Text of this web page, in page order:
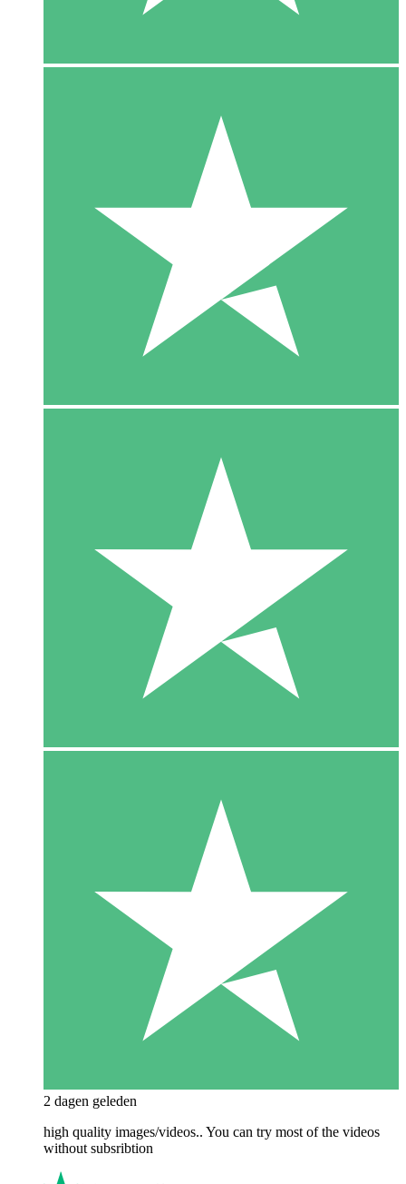
2 dagen geleden
high quality images/videos.. You can try most of the videos
without subsribtion